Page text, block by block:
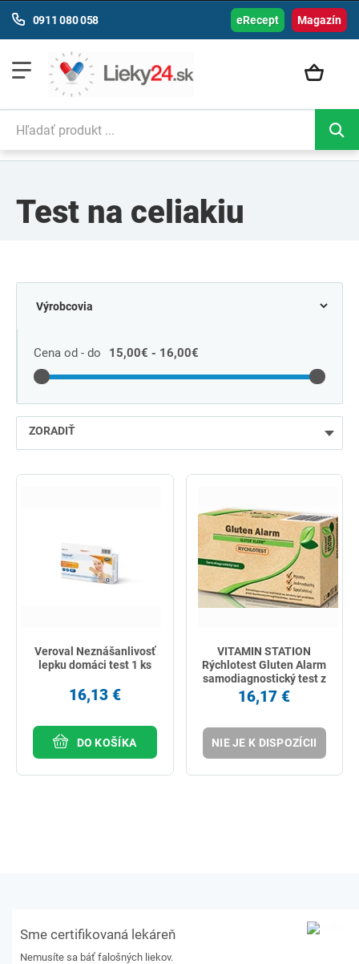
Magazín
0911 080 058 eRecept
Test na celiakiu
Cena od - do 15,00€ - 16,00€
ZORADIŤ
najpredávanejšie
podľa názvu od A
Veroval Neznášanlivosť
lepku domáci test 1 ks
16,13 €
DO KOŠÍKA
VITAMIN STATION
Rýchlotest Gluten Alarm
samodiagnostický test z
krvi 1 set
16,17 €
NIE JE K DISPOZÍCII
Sme certifikovaná lekáreň
Nemusíte sa báť falošných liekov.